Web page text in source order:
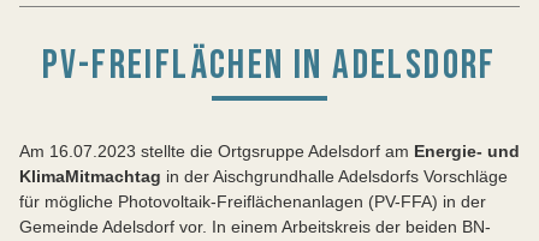
PV-FREIFLÄCHEN IN ADELSDORF
Am 16.07.2023 stellte die Ortgsruppe Adelsdorf am Energie- und
KlimaMitmachtag in der Aischgrundhalle Adelsdorfs Vorschläge
für mögliche Photovoltaik-Freiflächenanlagen (PV-FFA) in der
Gemeinde Adelsdorf vor. In einem Arbeitskreis der beiden BN-